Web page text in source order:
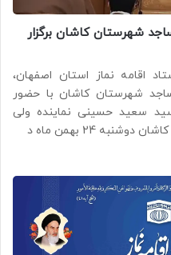
شهرستان کاشان برگزار
اقامه نماز استان اصفهان،
شهرستان کاشان با حضور
سعید حسینی نماینده ولی
24 بهمن ماه د